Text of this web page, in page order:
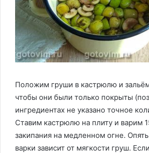
Положим груши в кастрюлю и
чтобы они были только покрыты
ингредиентах не указано точное
Ставим кастрюлю на плиту и варим
закипания на медленном огне.
варки зависит от мягкости груш.